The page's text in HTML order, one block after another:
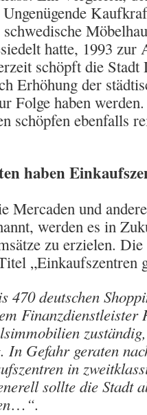
hatte, 1993 zur
schöpft die
Erhöhung der
Folge haben
schöpfen ebenfalls
haben
Mercaden und
werden es in
zu erzielen.
„Einkaufszentren
470 deutschen
In Gefahr geraten
in
sollte die Stadt
…“.